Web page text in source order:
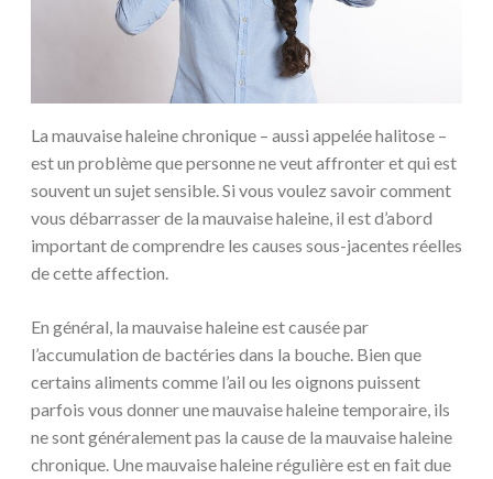
La mauvaise haleine chronique – aussi appelée halitose –
est un problème que personne ne veut affronter et qui est
souvent un sujet sensible. Si vous voulez savoir comment
vous débarrasser de la mauvaise haleine, il est d’abord
important de comprendre les causes sous-jacentes réelles
de cette affection.
En général, la mauvaise haleine est causée par
l’accumulation de bactéries dans la bouche. Bien que
certains aliments comme l’ail ou les oignons puissent
parfois vous donner une mauvaise haleine temporaire, ils
ne sont généralement pas la cause de la mauvaise haleine
chronique. Une mauvaise haleine régulière est en fait due